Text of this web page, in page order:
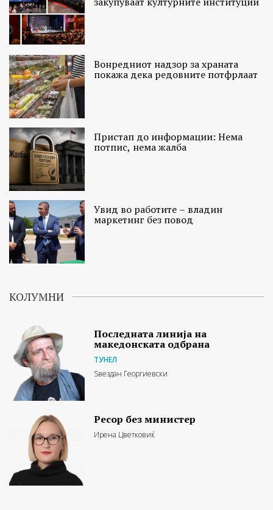
Вонредниот надзор за храната
покажа дека редовните потфрлаат
Пристап до информации: Нема
потпис, нема жалба
Увид во работите – владин
маркетинг без повод
КОЛУМНИ
Последната линија на
македонската одбрана
ТУНЕЛ
Ѕвездан Георгиевски
Ресор без министер
Ирена Цветковиќ